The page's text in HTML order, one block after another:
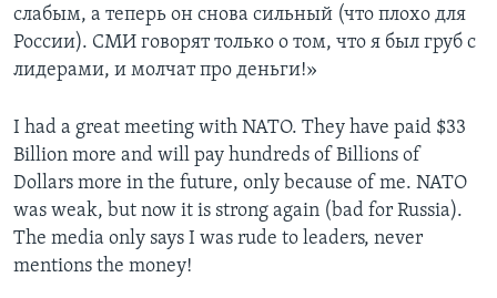
слабым, а теперь он снова сильный (что плохо для
России). СМИ говорят только о том, что я был груб с
лидерами, и молчат про деньги!»
I had a great meeting with NATO. They have paid $33
Billion more and will pay hundreds of Billions of
Dollars more in the future, only because of me. NATO
was weak, but now it is strong again (bad for Russia).
The media only says I was rude to leaders, never
mentions the money!